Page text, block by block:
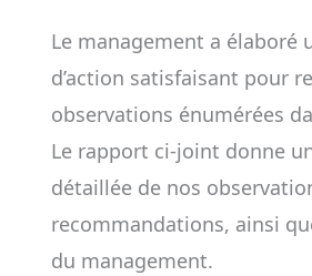
Le management a élaboré
d’action satisfaisant pour
observations énumérées
Le rapport ci-joint donne
détaillée de nos
recommandations, ainsi
du management.